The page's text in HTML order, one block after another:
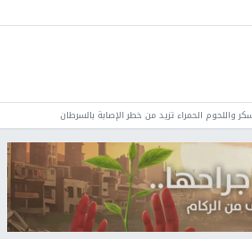
واللحوم الحمراء تزيد من خطر الإصابة بالسرطان